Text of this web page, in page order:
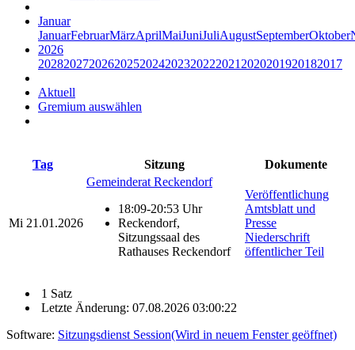
Januar
JanuarFebruarMärzAprilMaiJuniJuliAugustSeptemberOktober
2026
20282027202620252024202320222021 2020201920182017
Aktuell
Gremium auswählen
Tag Sitzung Dokumente
Mi 21.01.2026
Gemeinderat Reckendorf
18:09-20:53 Uhr
Reckendorf,
Sitzungssaal des
Rathauses Reckendorf
Veröffentlichung
Amtsblatt und
Presse
Niederschrift
öffentlicher Teil
1 Satz
Letzte Änderung: 07.08.2026 03:00:22
Software: Sitzungsdienst Session(Wird in neuem Fenster geöffnet)